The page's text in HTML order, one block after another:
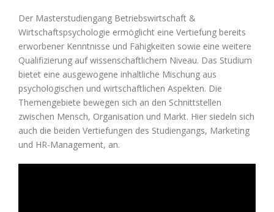
Der Masterstudiengang Betriebswirtschaft &
Wirtschaftspsychologie ermöglicht eine Vertiefung bereits
erworbener Kenntnisse und Fähigkeiten sowie eine weitere
Qualifizierung auf wissenschaftlichem Niveau. Das Studium
bietet eine ausgewogene inhaltliche Mischung aus
psychologischen und wirtschaftlichen Aspekten. Die
Themengebiete bewegen sich an den Schnittstellen
zwischen Mensch, Organisation und Markt. Hier siedeln sich
auch die beiden Vertiefungen des Studiengangs, Marketing
und HR-Management, an.